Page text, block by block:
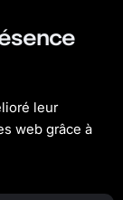
leur
web grâce à